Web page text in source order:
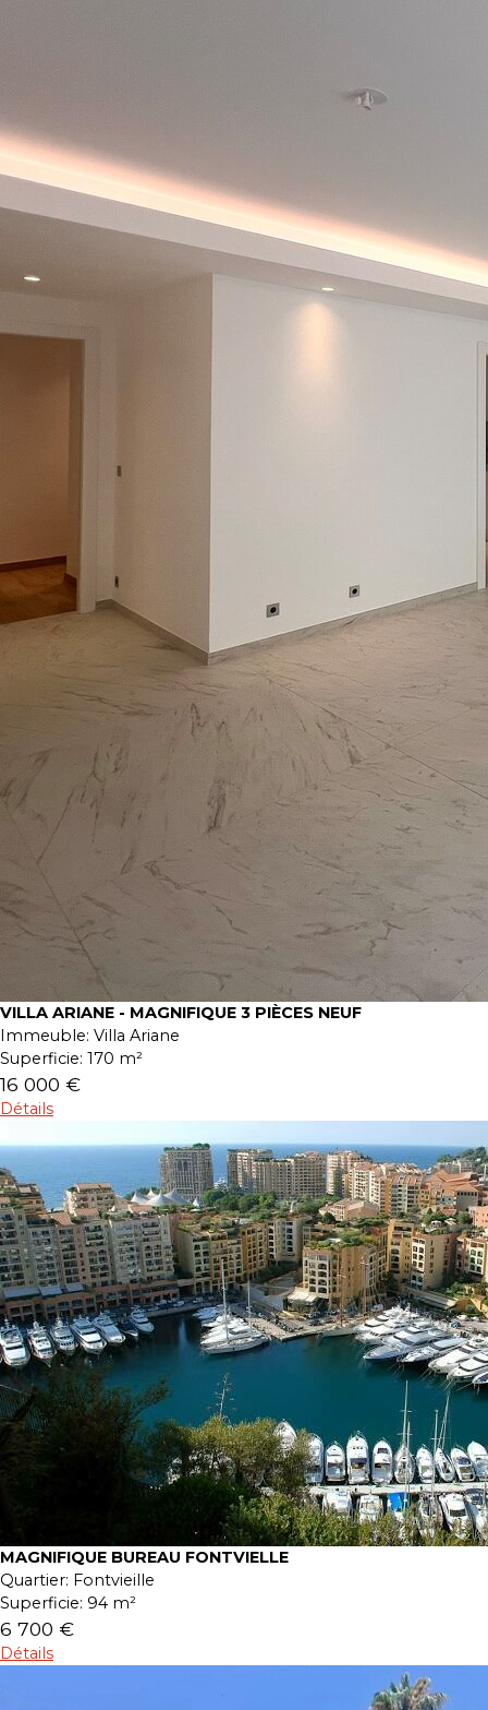
VILLA ARIANE - MAGNIFIQUE 3 PIÈCES NEUF
Immeuble: Villa Ariane
Superficie: 170 m²
16 000 €
Détails
MAGNIFIQUE BUREAU FONTVIELLE
Quartier: Fontvieille
Superficie: 94 m²
6 700 €
Détails